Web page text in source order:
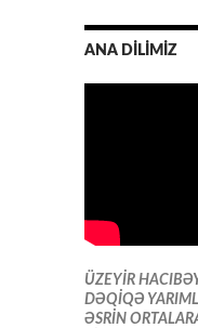
ANA DİLİMİZ
ÜZEYİR
DƏQİQƏ
ƏSRİN